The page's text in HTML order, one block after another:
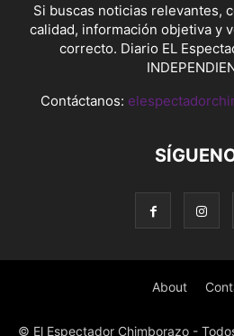
Si buscas noticias relevantes,
calidad, información objetiva y
correcto. Diario EL
Contáctanos:
About
© El Espectador Chimborazo -